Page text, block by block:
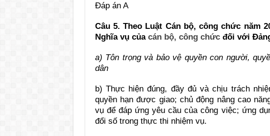
Đáp án A
Câu 5. Theo Luật Cán bộ, công chức năm
Nghĩa vụ của cán bộ, công chứcđối với
a) Tôn trọng và bảo vệ quyền con người,
dân
b) Thực hiện đúng, đầy đủ và chịu trách
quyền hạn được giao; chủ động nâng cao
vụ để đáp ứng yêu cầu của công việc; ứng
đổi số trong thực thi nhiệm vụ.